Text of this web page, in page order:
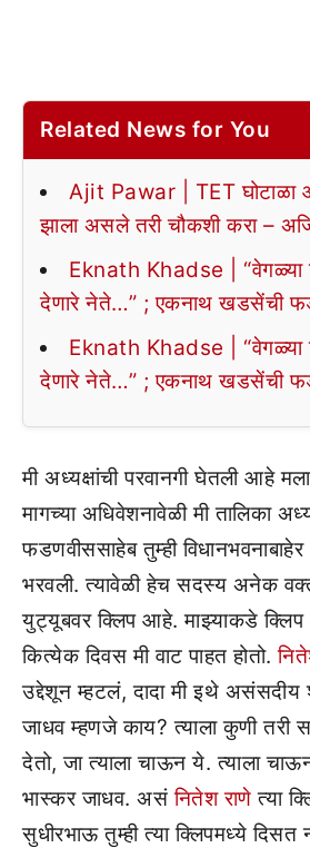
Related News for You
Ajit Pawar | TET घोटाळा
झाला असले तरी चौकशी करा –
Eknath Khadse | “वेगळ्या
देणारे नेते…” ; एकनाथ खडसेंची
Eknath Khadse | “वेगळ्या
देणारे नेते…” ; एकनाथ खडसेंची
मी अध्यक्षांची परवानगी घेतली आहे मला
मागच्या अधिवेशनावेळी मी तालिका
फडणवीससाहेब तुम्ही
भरवली. त्यावेळी हेच सदस्य अनेक
युट्यूबवर क्लिप आहे. माझ्याकडे
कित्येक दिवस मी वाट पाहत होतो.
उद्देशून म्हटलं, दादा मी इथे असंसदीय
जाधव म्हणजे काय? त्याला कुणी तरी
देतो, जा त्याला चाऊन ये. त्याला
भास्कर जाधव. असंनितेश राणे त्या
सुधीरभाऊ तुम्ही त्या क्लिपमध्ये दिसत